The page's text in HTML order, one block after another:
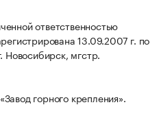
ответственностью
13.09.2007 г. по
Новосибирск, мгстр.
горного крепления».